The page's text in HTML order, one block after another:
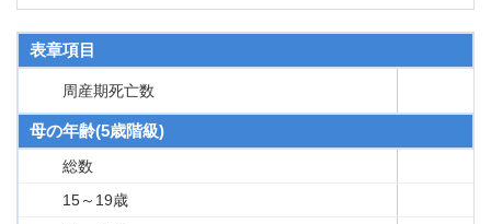
表章項目
周産期死亡数
母の年齢(5歳階級)
総数
15～19歳